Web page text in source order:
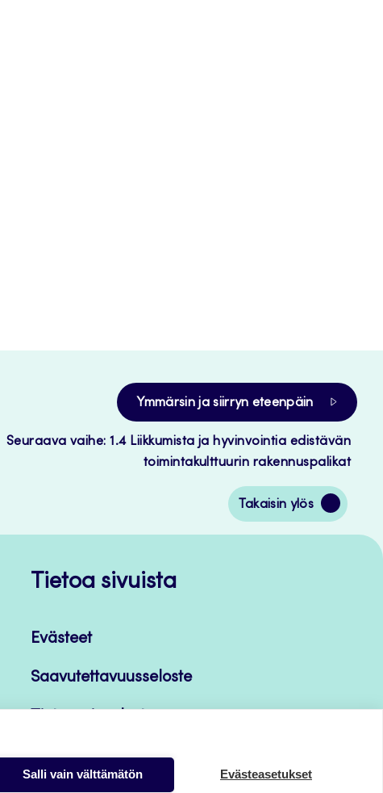
Ymmärsin ja siirryn eteenpäin
Seuraava vaihe: 1.4 Liikkumista ja hyvinvointia edistävän
toimintakulttuurin rakennuspalikat
Takaisin ylös
Siirry
takaisin
Tietoa sivuista
Evästeet
Saavutettavuusseloste
Salli vain välttämätön Evästeasetukset